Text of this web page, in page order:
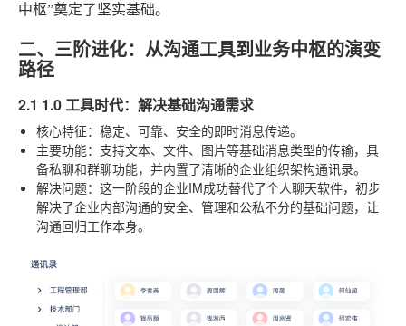
中枢”奠定了坚实基础。
二、三阶进化：从沟通工具到业务中枢的演变
路径
2.1 1.0 工具时代：解决基础沟通需求
核心特征：稳定、可靠、安全的即时消息传递。
主要功能：支持文本、文件、图片等基础消息类型的传输，具
备私聊和群聊功能，并内置了清晰的企业组织架构通讯录。
解决问题：这一阶段的企业IM成功替代了个人聊天软件，初步
解决了企业内部沟通的安全、管理和公私不分的基础问题，让
沟通回归工作本身。